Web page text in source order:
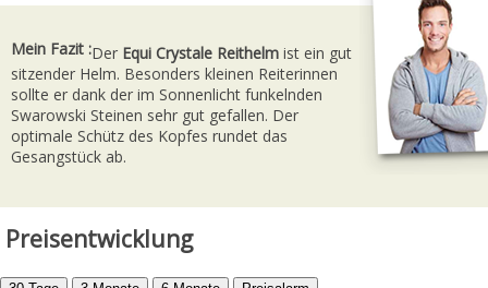
Mein Fazit :Der Equi Crystale Reithelm ist ein gut
sitzender Helm. Besonders kleinen Reiterinnen
sollte er dank der im Sonnenlicht funkelnden
Swarowski Steinen sehr gut gefallen. Der
optimale Schütz des Kopfes rundet das
Gesangstück ab.
Preisentwicklung